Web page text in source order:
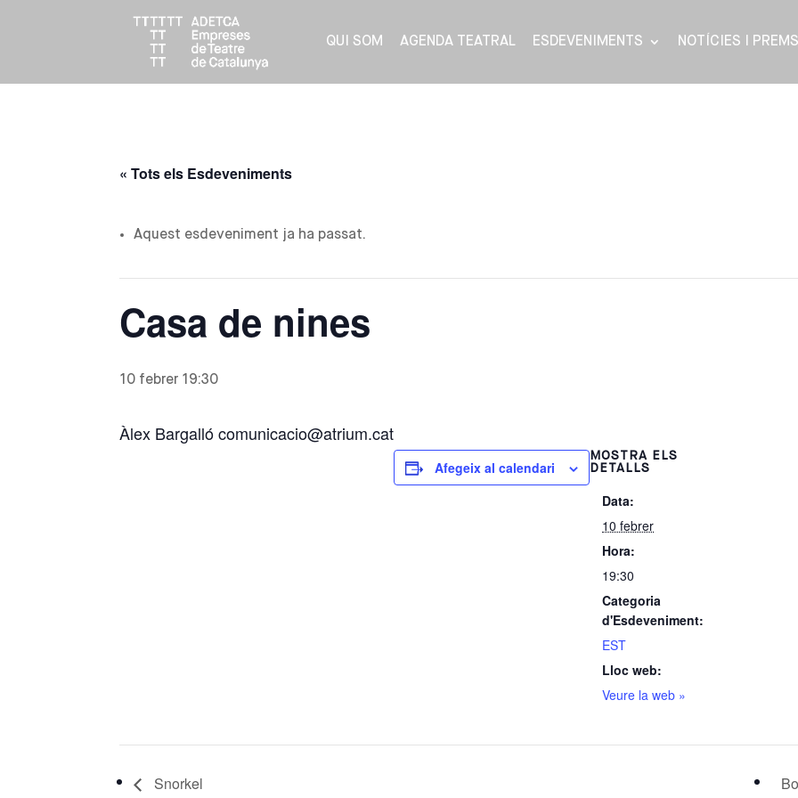
QUI SOM AGENDA TEATRAL ESDEVENIMENTS NOTÍCIES I
« Tots els Esdeveniments
Aquest esdeveniment ja ha passat.
Casa de nines
10 febrer 19:30
Àlex Bargalló comunicacio@atrium.cat
Afegeix al calendari
MOSTRA ELS
DETALLS
Data:
10 febrer
Hora:
19:30
Categoria
d'Esdeveniment:
EST
Lloc web:
Veure la web »
Snorkel